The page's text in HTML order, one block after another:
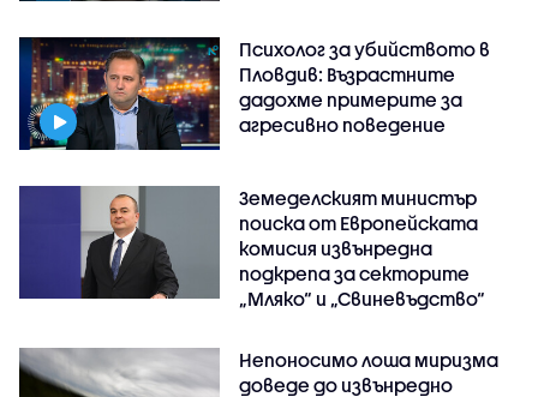
Психолог за убийството в
Пловдив: Възрастните
дадохме примерите за
агресивно поведение
Земеделският министър
поиска от Европейската
комисия извънредна
подкрепа за секторите
„Мляко“ и „Свиневъдство“
Непоносимо лоша миризма
доведе до извънредно